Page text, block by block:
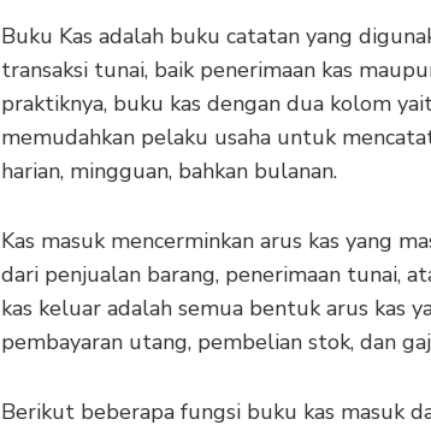
Buku Kas adalah buku catatan yang
transaksi tunai, baik penerimaan kas
praktiknya, buku kas dengan dua kolom
memudahkan pelaku usaha untuk
harian, mingguan, bahkan bulanan.
Kas masuk mencerminkan arus kas yang
dari penjualan barang, penerimaan tunai,
kas keluar adalah semua bentuk arus kas
pembayaran utang, pembelian stok, dan
Berikut beberapa fungsi buku kas masuk